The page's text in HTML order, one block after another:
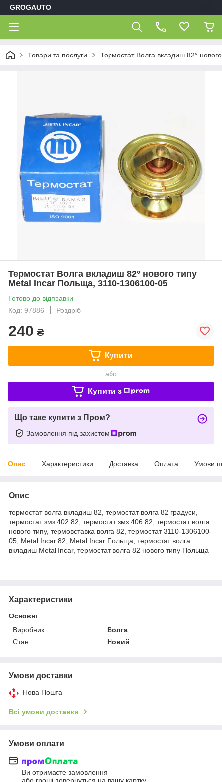
GROGAUTO
Товари та послуги Термостат Волга вкладиш 82°
Термостат Волга вкладиш 82° нового типу
Metal Incar Польща, 3110-1306100-05
Готово до відправки
Код: 97886
Роздріб
240 ₴
Купити
або
Купити з
Що таке купити з Пром?
Замовлення під захистом
Опис Характеристики Доставка Оплата Умови
Опис
термостат волга вкладиш 82, термостат волга 82 градуси,
термостат змз 402 82, термостат змз 406 82, термостат волга
нового типу, термовставка волга 82, термостат 3110-1306100-
05, Metal Incar 82, Metal Incar Польща, термостат волга
вкладиш Metal Incar, термостат волга 82 нового типу Польща
Характеристики
Основні
Виробник
Волга
Стан
Новий
Умови доставки
Нова Пошта
Всі умови доставки
Умови оплати
Ви отримаєте замовлення
або гроші повернуться на вашу картку